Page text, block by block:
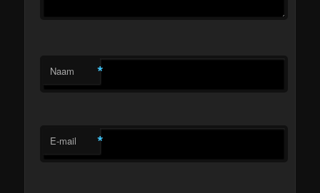
Naam *
E-mail *